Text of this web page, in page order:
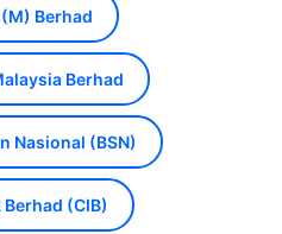
Berhad
Berhad
Nasional (BSN)
(CIB)